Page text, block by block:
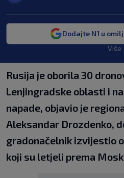
Dodajte N1 u
Više
Rusija je oborila 30
Lenjingradske oblasti i
napade, objavio je
Aleksandar Drozdenko,
gradonačelnik izvijestio
koji su letjeli prema